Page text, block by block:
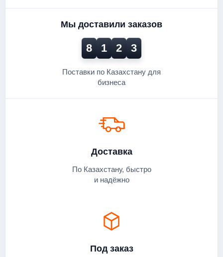
Мы доставили заказов
8 1 2 3
Поставки по Казахстану для
бизнеса
Под заказ
Доставка
По Казахстану, быстро
и надёжно